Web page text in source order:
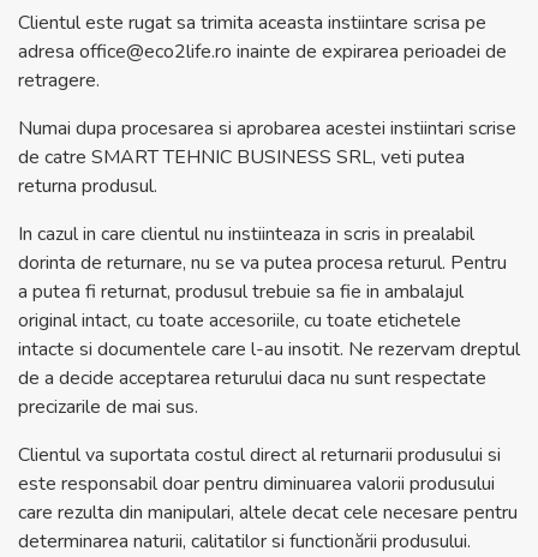
Clientul este rugat sa trimita aceasta instiintare scrisa pe
adresa office@eco2life.ro inainte de expirarea perioadei de
retragere.
Numai dupa procesarea si aprobarea acestei instiintari scrise
de catre SMART TEHNIC BUSINESS SRL, veti putea
returna produsul.
In cazul in care clientul nu instiinteaza in scris in prealabil
dorinta de returnare, nu se va putea procesa returul. Pentru
a putea fi returnat, produsul trebuie sa fie in ambalajul
original intact, cu toate accesoriile, cu toate etichetele
intacte si documentele care l-au insotit. Ne rezervam dreptul
de a decide acceptarea returului daca nu sunt respectate
precizarile de mai sus.
Clientul va suportata costul direct al returnarii produsului si
este responsabil doar pentru diminuarea valorii produsului
care rezulta din manipulari, altele decat cele necesare pentru
determinarea naturii, calitatilor si functionării produsului.